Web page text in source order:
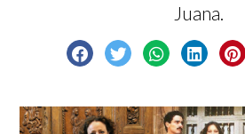
Juana.